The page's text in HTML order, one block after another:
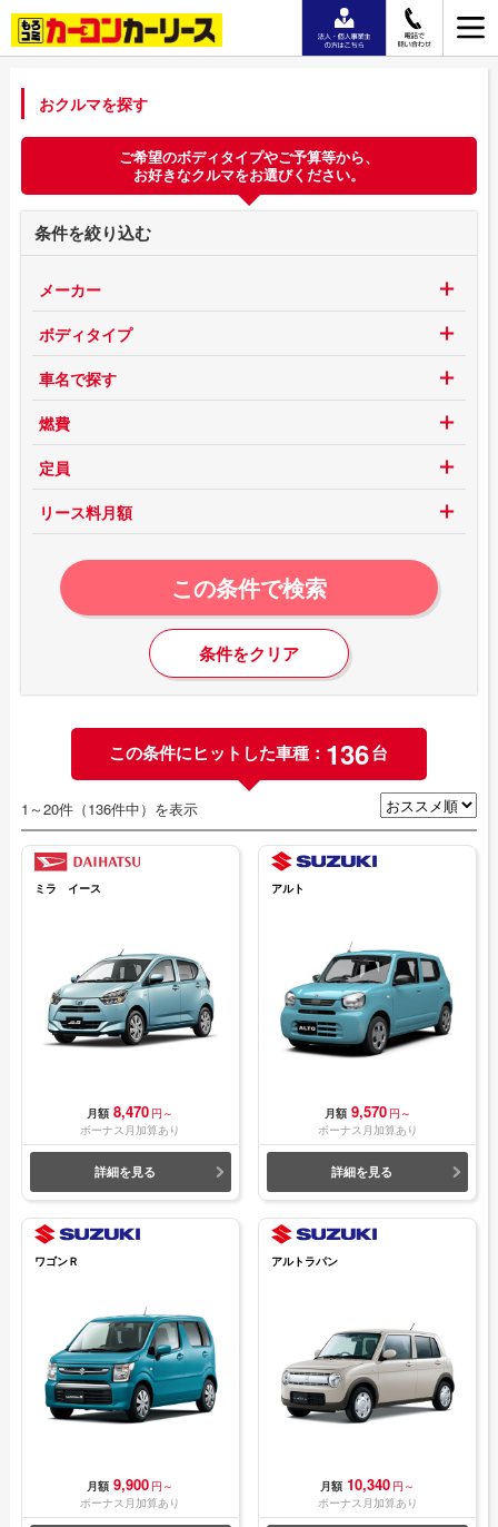
おクルマを探す
ご希望のボディタイプやご予算等から、
お好きなクルマをお選びください。
条件を絞り込む
メーカー
ボディタイプ
車名で探す
燃費
定員
リース料月額
この条件で検索
条件をクリア
この条件にヒットした車種： 136台
1～20件（136件中）を表示
ミラ イース
月額 8,470 円～
ボーナス月加算あり
詳細を見る
アルト
月額 9,570 円～
ボーナス月加算あり
詳細を見る
ワゴンＲ
月額 9,900 円～
ボーナス月加算あり
アルトラパン
月額 10,340 円～
ボーナス月加算あり